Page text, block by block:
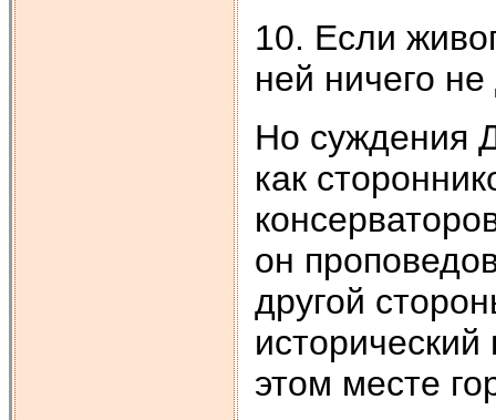
10. Если
ней ничего не
Но суждения
как
он
другой
этом месте